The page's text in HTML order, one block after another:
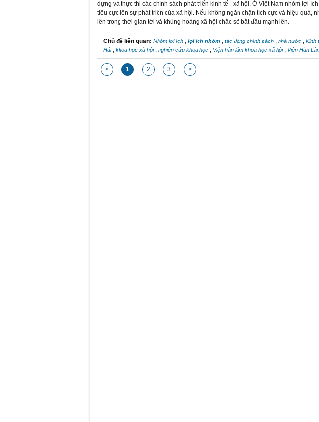
dựng và thực thi các chính sách phát triển kinh tế - xã hội. Ở Việt Nam nhóm lợi
tiêu cực lên sự phát triển của xã hội. Nếu không ngăn chặn tích cực và hiệu quả,
lên trong thời gian tới và khủng hoảng xã hội chắc sẽ bắt đầu mạnh lên.
Chủ đề liên quan: Nhóm lợi ích , lợi ích nhóm , tác động chính sách , nhà nước , Kinh
Hải , khoa học xã hội , nghiên cứu khoa học , Viện hàn lâm khoa học xã hội , Viện Hàn
< 1 2 3 >